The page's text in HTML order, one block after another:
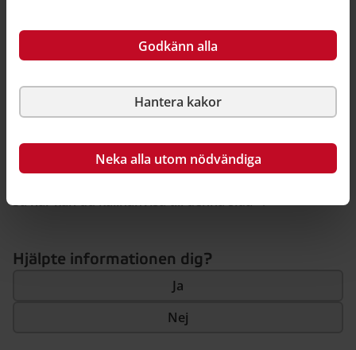
Godkänn alla
Hantera kakor
Neka alla utom nödvändiga
förslag på kostnadseffektiva åtgärder som kan spara
energi, utan att försämra annat som är viktigt i ditt
Så här kan du källhänvisa till denna sida
Hjälpte informationen dig?
Ja
Nej